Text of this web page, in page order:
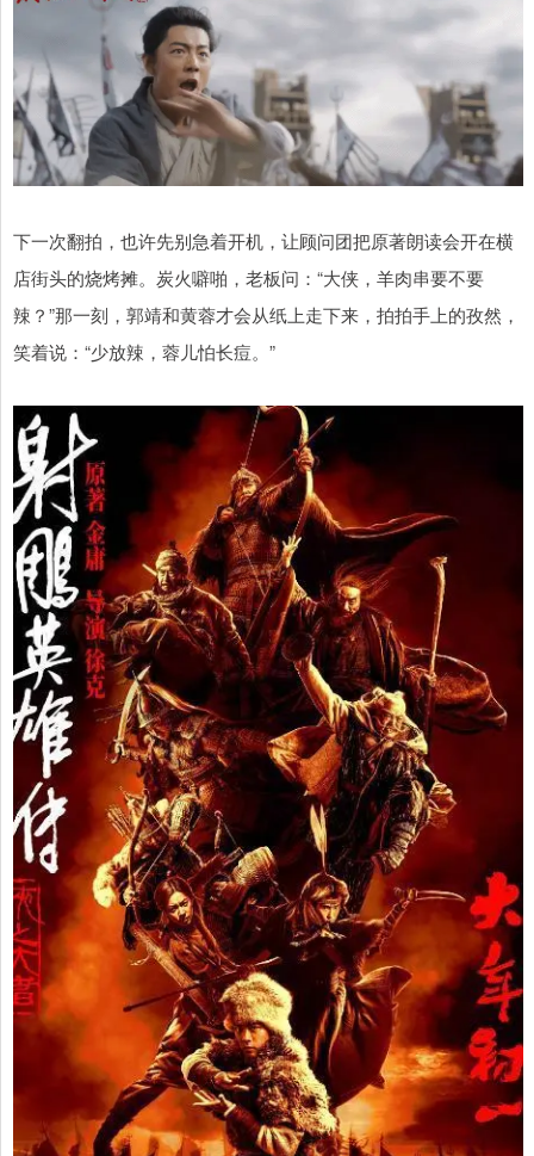
下一次翻拍，也许先别急着开机，让顾问团把原著朗读会开在横
店街头的烧烤摊。炭火噼啪，老板问：“大侠，羊肉串要不要
辣？”那一刻，郭靖和黄蓉才会从纸上走下来，拍拍手上的孜然，
笑着说：“少放辣，蓉儿怕长痘。”